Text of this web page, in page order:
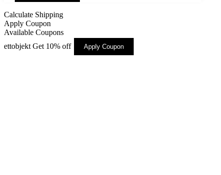
Calculate Shipping
Apply Coupon
Available Coupons
ettobjekt Get 10% off Apply Coupon